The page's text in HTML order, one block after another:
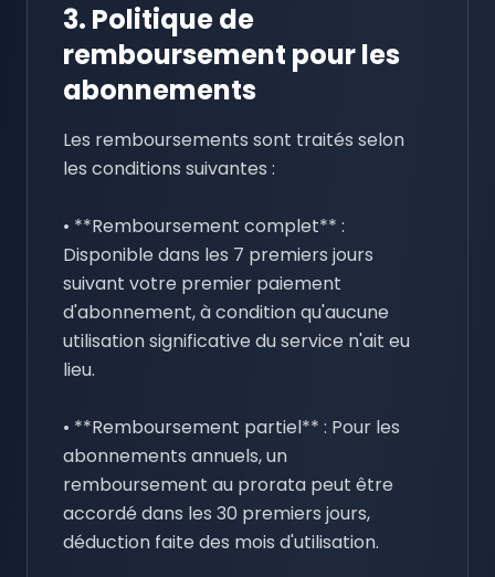
3. Politique de
remboursement pour les
abonnements
Les remboursements sont traités selon
les conditions suivantes :
• **Remboursement complet** :
Disponible dans les 7 premiers jours
suivant votre premier paiement
d'abonnement, à condition qu'aucune
utilisation significative du service n'ait eu
lieu.
• **Remboursement partiel** : Pour les
abonnements annuels, un
remboursement au prorata peut être
accordé dans les 30 premiers jours,
déduction faite des mois d'utilisation.